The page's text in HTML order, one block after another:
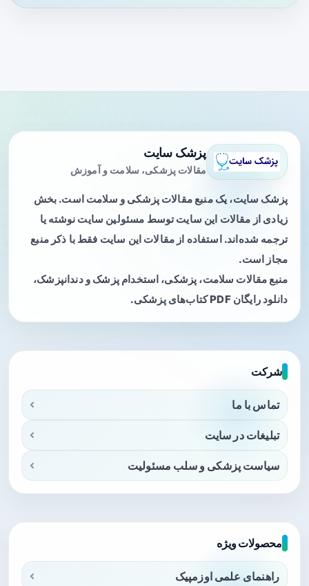
پزشک سایت
مقالات پزشکی، سلامت و آموزش
پزشک سایت، یک منبع مقالات پزشکی و سلامت است. بخش
زیادی از مقالات این سایت توسط مسئولین سایت نوشته یا
ترجمه شده‌اند. استفاده از مقالات این سایت فقط با ذکر منبع
مجاز است.
منبع مقالات سلامت، پزشکی، استخدام پزشک و دندانپزشک،
دانلود رایگان PDF کتاب‌های پزشکی.
شرکت
تماس با ما
تبلیغات در سایت
سیاست پزشکی و سلب مسئولیت
محصولات ویژه
راهنمای علمی اوزمپیک